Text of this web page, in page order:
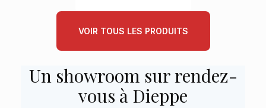
VOIR TOUS LES PRODUITS
Un showroom sur rendez-
vous à Dieppe